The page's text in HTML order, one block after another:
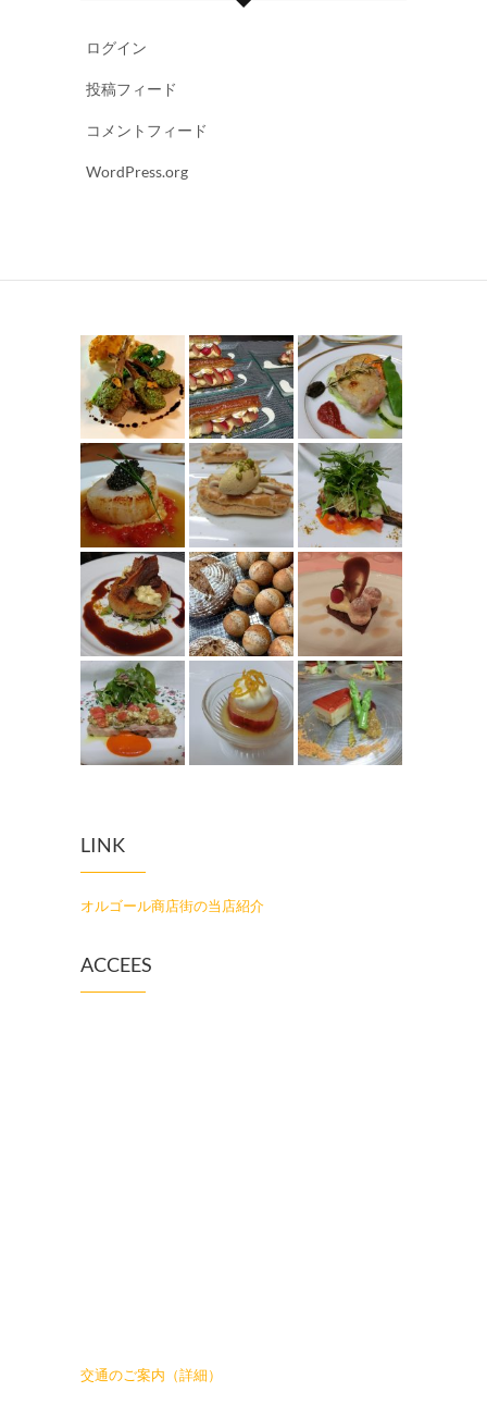
ログイン
投稿フィード
コメントフィード
WordPress.org
LINK
オルゴール商店街の当店紹介
ACCEES
交通のご案内（詳細）